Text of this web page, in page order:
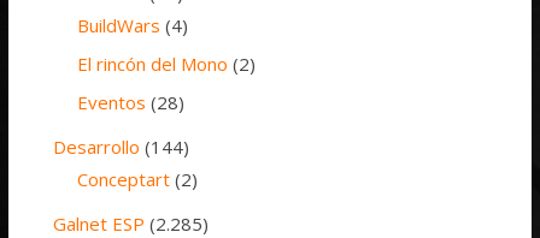
BuildWars (4)
El rincón del Mono (2)
Eventos (28)
Desarrollo (144)
Conceptart (2)
Galnet ESP (2.285)